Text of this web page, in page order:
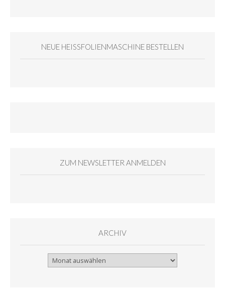
NEUE HEISSFOLIENMASCHINE BESTELLEN
ZUM NEWSLETTER ANMELDEN
ARCHIV
Archiv